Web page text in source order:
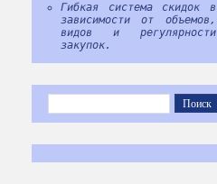
Гибкая система скидок в
зависимости от объемов,
видов и регулярности
закупок.